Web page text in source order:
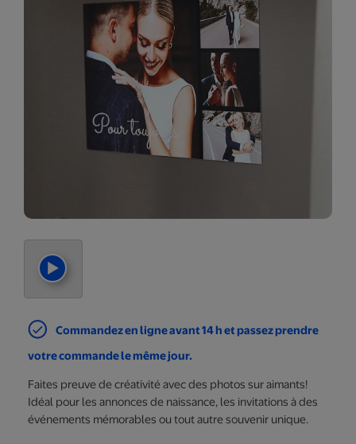
Commandez en ligne avant 14 h et passez prendre
votre commande le même jour.
Faites preuve de créativité avec des photos sur aimants!
Idéal pour les annonces de naissance, les invitations à des
événements mémorables ou tout autre souvenir unique.